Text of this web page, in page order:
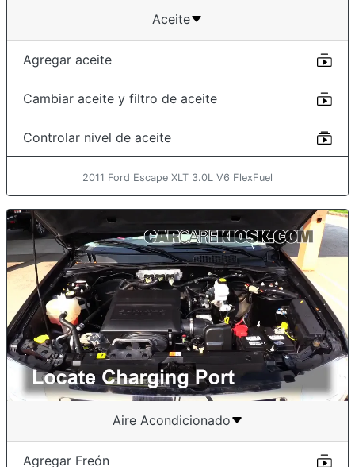
Aceite
Agregar aceite
Cambiar aceite y filtro de aceite
Controlar nivel de aceite
2011 Ford Escape XLT 3.0L V6 FlexFuel
Aire Acondicionado
Agregar Freón